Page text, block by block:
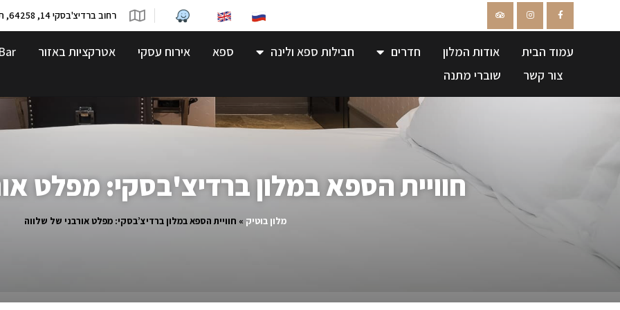
רחוב ברדיצ'בסקי 14, 64258, תל-אביב
עמוד הבית אודות המלון חדרים חבילות ספא ולינה ספא אירוח עסקי אטרקציות באזור
צור קשר
שוברי מתנה
חוויית הספא במלון ברדיצ'בסקי: מפלט
מלון בוטיק » חוויית הספא במלון ברדיצ’בסקי: מפלט אורבני של שלווה